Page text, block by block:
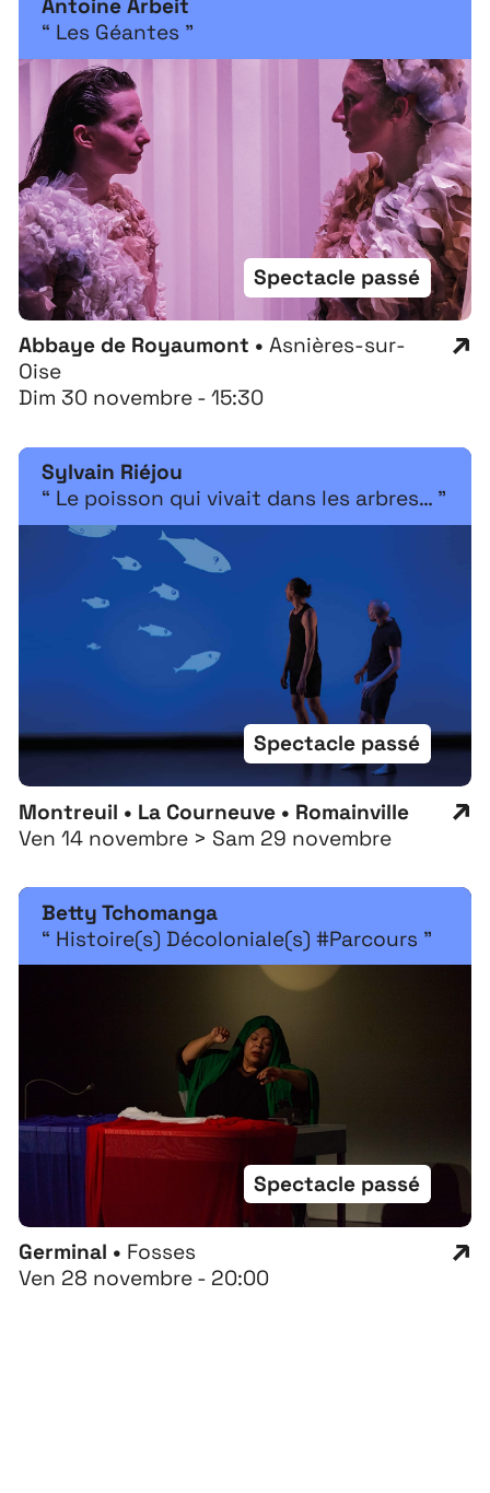
Abbaye de Royaumont •Asnières-sur-
Oise
Dim 30 novembre - 15:30
Spectacle passé
Antoine Arbeit
“ Les Géantes ”
Montreuil • La Courneuve • Romainville
Ven 14 novembre > Sam 29 novembre
Spectacle passé
Sylvain Riéjou
“ Le poisson qui vivait dans les arbres… ”
Germinal • Fosses
Ven 28 novembre - 20:00
Spectacle passé
Betty Tchomanga
“ Histoire(s) Décoloniale(s) #Parcours ”